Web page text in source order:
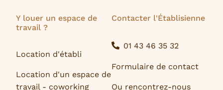
Y louer un espace de
travail ?
Location d'établi
Location d'un espace de
travail - coworking
Contacter l'Établisienne
01 43 46 35 32
Formulaire de contact
Ou rencontrez-nous